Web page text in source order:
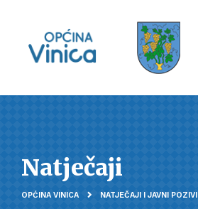
Natječaji
OPĆINA VINICA NATJEČAJI I JAVNI POZIVI